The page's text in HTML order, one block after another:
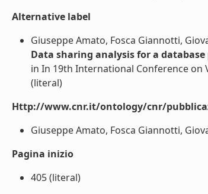
Alternative label
Giuseppe Amato, Fosca Giannotti,
Data sharing analysis for a
in In 19th International Conference on
(literal)
Http://www.cnr.it/ontology/cnr/
Giuseppe Amato, Fosca Giannotti,
Pagina inizio
405 (literal)